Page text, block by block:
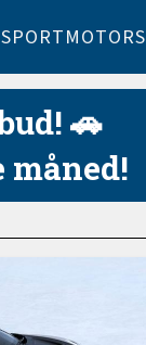
🚗
måned!